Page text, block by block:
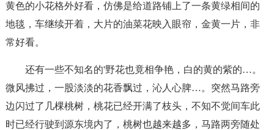
黄色的小花格外好看，仿佛是给道路铺上了一条黄绿相间的
地毯，车继续开着，大片的油菜花映入眼帘，金黄一片，非
常好看。
还有一些不知名的'野花也竟相争艳，白的黄的紫的…。
微风拂过，一股淡淡的花香飘过，沁人心脾…。突然马路旁
边闪过了几棵桃树，桃花已经开满了枝头，不知不觉间车此
时已经行驶到源东境内了，桃树也越来越多，马路两旁随处